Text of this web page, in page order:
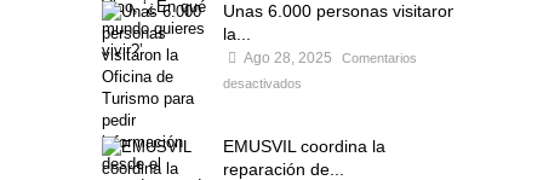
Unas 6.000 personas visitaron
la...
Ago 28, 2025
Comentarios
desactivados
EMUSVIL coordina la
reparación de...